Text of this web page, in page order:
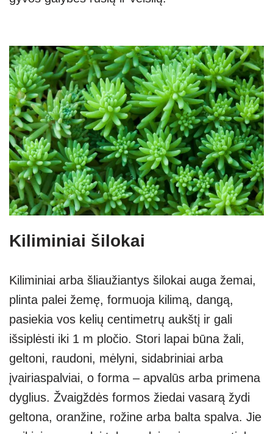
Kiliminiai šilokai
Kiliminiai arba šliaužiantys šilokai auga žemai,
plinta palei žemę, formuoja kilimą, dangą,
pasiekia vos kelių centimetrų aukštį ir gali
išsiplėsti iki 1 m pločio. Stori lapai būna žali,
geltoni, raudoni, mėlyni, sidabriniai arba
įvairiaspalviai, o forma – apvalūs arba primena
dyglius. Žvaigždės formos žiedai vasarą žydi
geltona, oranžine, rožine arba balta spalva. Jie